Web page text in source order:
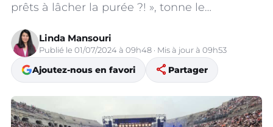
prêts à lâcher la purée ?! », tonne le…
Linda Mansouri
Publié le 01/07/2024 à 09h48 · Mis à jour à 09h53
Ajoutez-nous en favori share Partager